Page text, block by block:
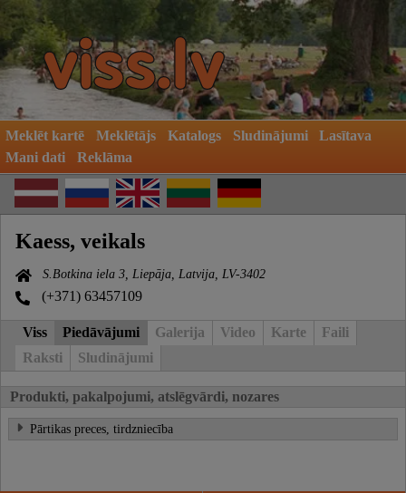
Meklēt kartē Meklētājs Katalogs Sludinājumi
Lasītava
Mani dati
Reklāma
Kaess, veikals
S.Botkina iela 3, Liepāja, Latvija, LV-3402
(+371) 63457109
Viss Piedāvājumi Galerija Video Karte
Faili
Raksti
Sludinājumi
Produkti, pakalpojumi, atslēgvārdi, nozares
Pārtikas preces, tirdzniecība